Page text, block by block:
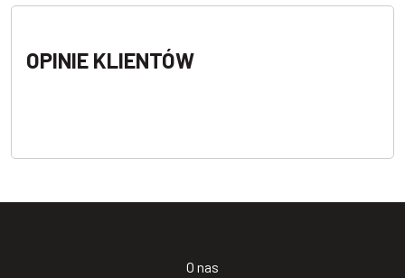
OPINIE KLIENTÓW
O nas